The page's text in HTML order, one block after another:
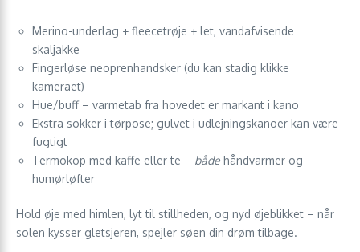
Merino-underlag + fleecetrøje + let, vandafvisende
skaljakke
Fingerløse neoprenhandsker (du kan stadig klikke
kameraet)
Hue/buff – varmetab fra hovedet er markant i kano
Ekstra sokker i tørpose; gulvet i udlejningskanoer kan være
fugtigt
Termokop med kaffe eller te – både håndvarmer og
humørløfter
Hold øje med himlen, lyt til stillheden, og nyd øjeblikket – når
solen kysser gletsjeren, spejler søen din drøm tilbage.